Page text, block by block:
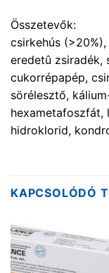
Összetevők:
csirkehús
eredetû zsiradék,
cukorrépapép,
sörélesztő,
hexametafoszfát,
hidroklorid,
KAPCSOLÓDÓ